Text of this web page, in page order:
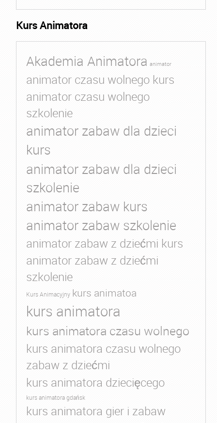
Kurs Animatora
Akademia Animatora animator
animator czasu wolnego kurs
animator czasu wolnego
szkolenie
animator zabaw dla dzieci
kurs
animator zabaw dla dzieci
szkolenie
animator zabaw kurs
animator zabaw szkolenie
animator zabaw z dziećmi kurs
animator zabaw z dziećmi
szkolenie
Kurs Animacyjny kurs animatoa
kurs animatora
kurs animatora czasu wolnego
kurs animatora czasu wolnego
zabaw z dziećmi
kurs animatora dziecięcego
kurs animatora gdańsk
kurs animatora gier i zabaw